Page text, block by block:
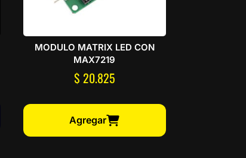
MODULO MATRIX LED CON
MAX7219
$ 20.825
Agregar